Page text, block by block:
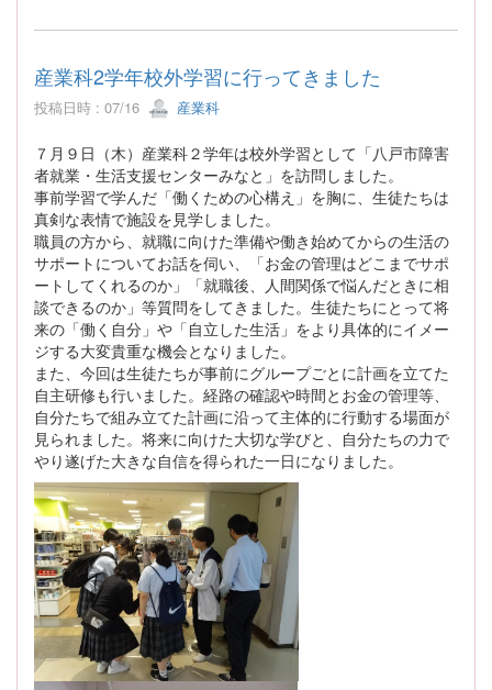
産業科2学年校外学習に行ってきました
投稿日時 : 07/16 産業科
７月９日（木）産業科２学年は校外学習として「八戸市障害
者就業・生活支援センターみなと」を訪問しました。
事前学習で学んだ「働くための心構え」を胸に、生徒たちは
真剣な表情で施設を見学しました。
職員の方から、就職に向けた準備や働き始めてからの生活の
サポートについてお話を伺い、「お金の管理はどこまでサポ
ートしてくれるのか」「就職後、人間関係で悩んだときに相
談できるのか」等質問をしてきました。生徒たちにとって将
来の「働く自分」や「自立した生活」をより具体的にイメー
ジする大変貴重な機会となりました。
また、今回は生徒たちが事前にグループごとに計画を立てた
自主研修も行いました。経路の確認や時間とお金の管理等、
自分たちで組み立てた計画に沿って主体的に行動する場面が
見られました。将来に向けた大切な学びと、自分たちの力で
やり遂げた大きな自信を得られた一日になりました。